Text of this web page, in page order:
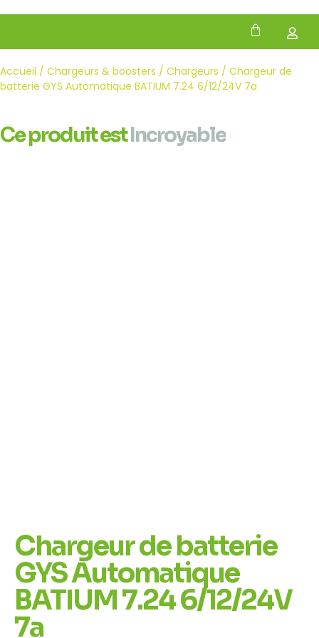
Accueil / Chargeurs & boosters / Chargeurs / Chargeur de
batterie GYS Automatique BATIUM 7.24 6/12/24V 7a
Ce produit estIncroyable
Chargeur de batterie
GYS Automatique
BATIUM 7.24 6/12/24V
7a